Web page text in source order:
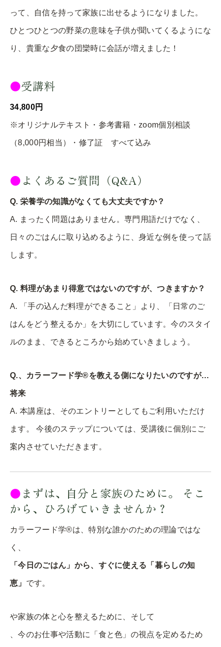
って、自信を持って家族に出せるようになりました。
ひとつひとつの野菜の意味を子供が聞いてくるようにな
り、貴重な夕食の団欒時に会話が増えました！
●受講料
34,800円
※オリジナルテキスト・参考書籍・zoom個別相談
（8,000円相当）・修了証 すべて込み
● よくあるご質問（Q&A）
Q. 栄養学の知識がなくても大丈夫ですか？
A. まったく問題はありません。専門用語だけでなく、
日々のごはんに取り込めるように、身近な例を使って話
します。
Q. 料理があまり得意ではないのですが、つきますか？
A. 「手の込んだ料理ができること」より、「日常のご
はんをどう整えるか」を大切にしています。今のスタイ
ルのまま、できるところから始めていきましょう。
Q.、カラーフード学®︎を教える側になりたいのですが…
将来
A. 本講座は、そのエントリーとしてもご利用いただけ
ます。 今後のステップについては、受講後に個別にご
案内させていただきます。
●まずは、自分と家族のために。 そこ
から、ひろげていきませんか？
カラーフード学®︎は、特別な誰かのための理論ではな
く、
「今日のごはん」から、すぐに使える「暮らしの知
恵」 です。
や家族の体と心を整えるために、そして
、今のお仕事や活動に「食と色」の視点を定めるため